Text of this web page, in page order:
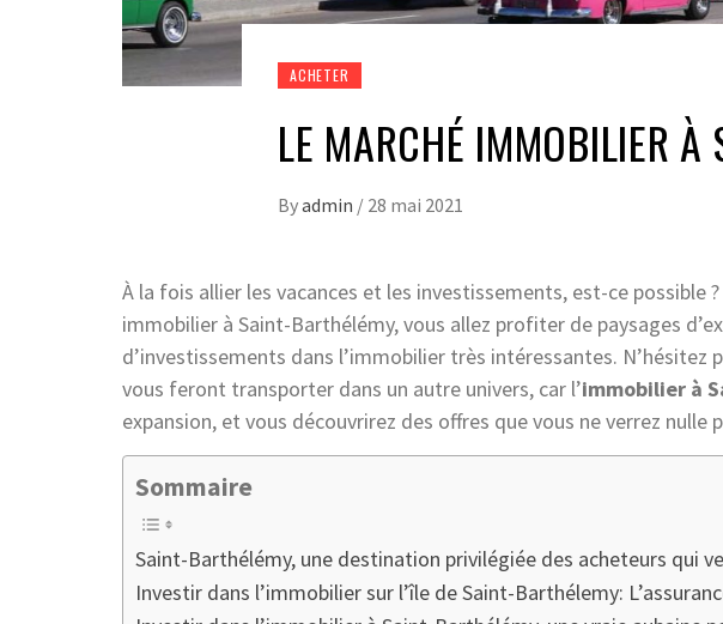
ACHETER
LE MARCHÉ IMMOBILIER À
Byadmin / 28 mai 2021
À la fois allier les vacances et les investissements, est-ce possible
immobilier à Saint-Barthélémy, vous allez profiter de paysages
d’investissements dans l’immobilier très intéressantes. N’hésitez
vous feront transporter dans un autre univers, car l’immobilier à
expansion, et vous découvrirez des offres que vous ne verrez nulle
Sommaire
Saint-Barthélémy, une destination privilégiée des acheteurs qui
Investir dans l’immobilier sur l’île de Saint-Barthélemy: